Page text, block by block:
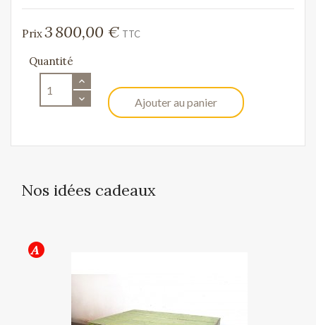
Prix3 800,00 € TTC
Quantité
Ajouter au panier
Nos idées cadeaux